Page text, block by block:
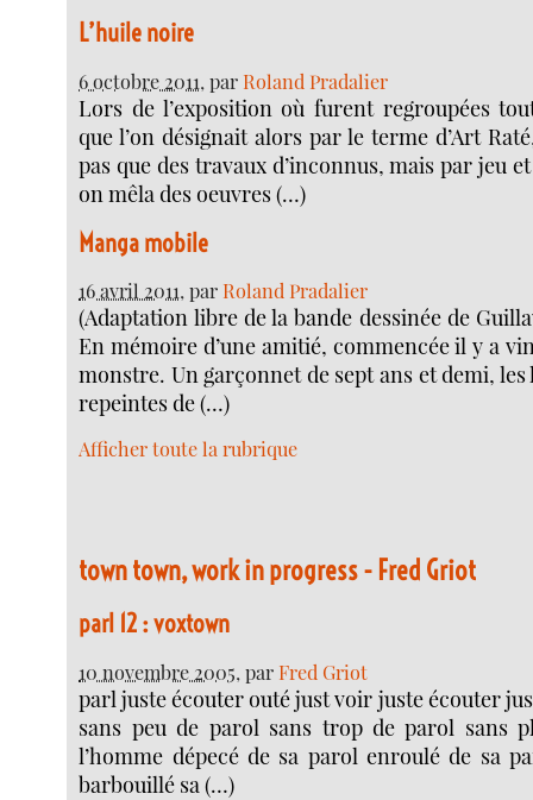
L’huile noire
6 octobre 2011, par Roland Pradalier
Lors de l’exposition où furent regroupées
que l’on désignait alors par le terme d’Art
pas que des travaux d’inconnus, mais par jeu
on mêla des oeuvres (…)
Manga mobile
16 avril 2011, parRoland Pradalier
(Adaptation libre de la bande dessinée de
En mémoire d’une amitié, commencée il y a
monstre. Un garçonnet de sept ans et demi, les
repeintes de (…)
Afficher toute la rubrique
town town, work in progress - Fred Griot
parl 12 : voxtown
10 novembre 2005, parFred Griot
parl juste écouter outé just voir juste écouter
sans peu de parol sans trop de parol sans
l’homme dépecé de sa parol enroulé de sa
barbouillé sa (…)